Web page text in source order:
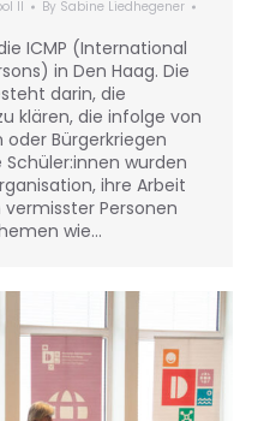
II By Sabine Liedhegener
ICMP (International
in Den Haag. Die
darin, die
klären, die infolge von
Bürgerkriegen
wurden
ihre Arbeit
Personen
wie…